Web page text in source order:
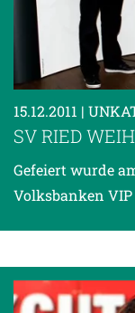
15.12.2011 |
SV RIED
Gefeiert wurde
Volksbanken VIP